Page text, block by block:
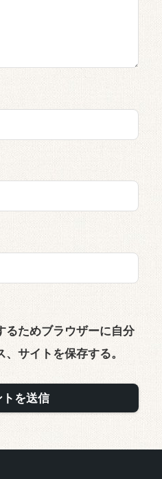
るためブラウザーに自分
サイトを保存する。